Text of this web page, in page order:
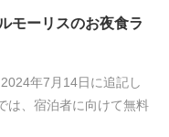
モーリスのお夜食ラ
年7月14日に追記し
は、宿泊者に向けて無料